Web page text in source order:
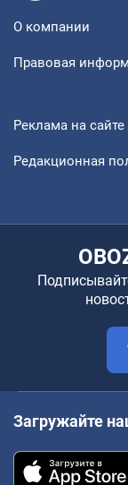
О компании
Правовая
Реклама на сайте
Редакционная
Загружайте